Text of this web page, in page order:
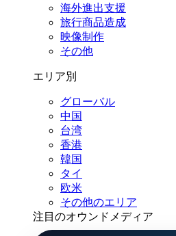
海外進出支援
旅行商品造成
映像制作
その他
エリア別
グローバル
中国
台湾
香港
韓国
タイ
欧米
その他のエリア
注目のオウンドメディア